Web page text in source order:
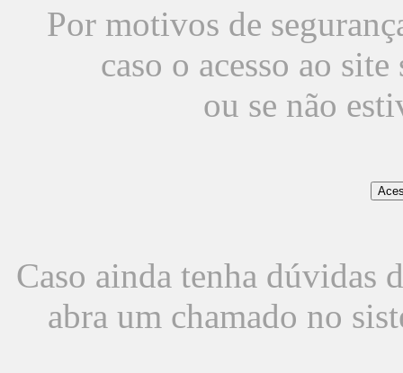
Por motivos de
caso o acesso ao
ou se não
Caso ainda tenha dúvidas
abra um chamado no